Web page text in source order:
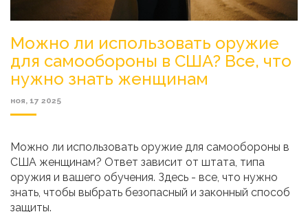
Можно ли использовать оружие
для самообороны в США? Все, что
нужно знать женщинам
ноя, 17 2025
Можно ли использовать оружие для самообороны в
США женщинам? Ответ зависит от штата, типа
оружия и вашего обучения. Здесь - все, что нужно
знать, чтобы выбрать безопасный и законный способ
защиты.